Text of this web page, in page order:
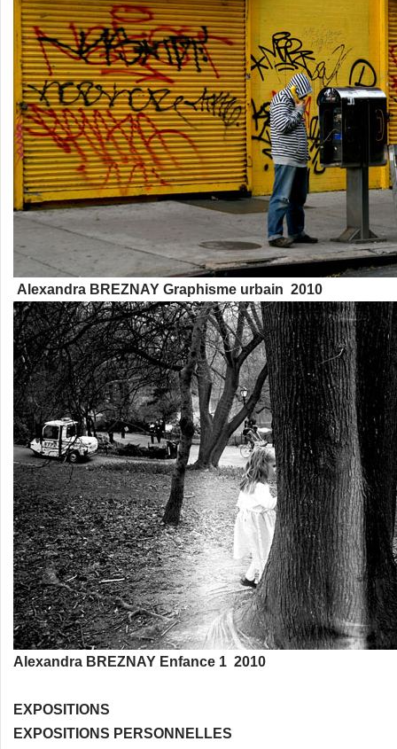
Alexandra BREZNAY Graphisme urbain 2010
Alexandra BREZNAY Enfance 1 2010
EXPOSITIONS
EXPOSITIONS PERSONNELLES